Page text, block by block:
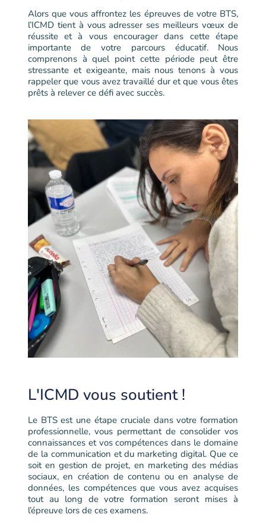
Alors que vous affrontez les épreuves de votre BTS,
l’ICMD tient à vous adresser ses meilleurs vœux de
réussite et à vous encourager dans cette étape
importante de votre parcours éducatif. Nous
comprenons à quel point cette période peut être
stressante et exigeante, mais nous tenons à vous
rappeler que vous avez travaillé dur et que vous êtes
prêts à relever ce défi avec succès.
L'ICMD vous soutient !
Le BTS est une étape cruciale dans votre formation
professionnelle, vous permettant de consolider vos
connaissances et vos compétences dans le domaine
de la communication et du marketing digital. Que ce
soit en gestion de projet, en marketing des médias
sociaux, en création de contenu ou en analyse de
données, les compétences que vous avez acquises
tout au long de votre formation seront mises à
l’épreuve lors de ces examens.